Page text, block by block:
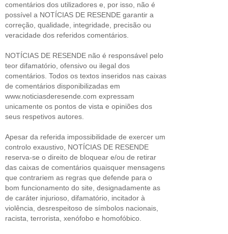
comentários dos utilizadores e, por isso, não é
possível a NOTÍCIAS DE RESENDE garantir a
correção, qualidade, integridade, precisão ou
veracidade dos referidos comentários.
NOTÍCIAS DE RESENDE não é responsável pelo
teor difamatório, ofensivo ou ilegal dos
comentários. Todos os textos inseridos nas caixas
de comentários disponibilizadas em
www.noticiasderesende.com expressam
unicamente os pontos de vista e opiniões dos
seus respetivos autores.
Apesar da referida impossibilidade de exercer um
controlo exaustivo, NOTÍCIAS DE RESENDE
reserva-se o direito de bloquear e/ou de retirar
das caixas de comentários quaisquer mensagens
que contrariem as regras que defende para o
bom funcionamento do site, designadamente as
de caráter injurioso, difamatório, incitador à
violência, desrespeitoso de símbolos nacionais,
racista, terrorista, xenófobo e homofóbico.